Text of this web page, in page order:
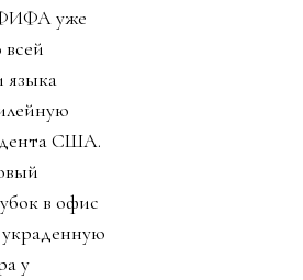
уже
всей
языка
США.
в офис
украденную
у